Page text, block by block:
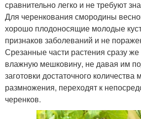
сравнительно легко и не требуют
Для черенкования смородины
хорошо плодоносящие молодые
признаков заболеваний и не
Срезанные части растения сразу
влажную мешковину, не давая им
заготовки достаточного количества
размножения, переходят к
черенков.